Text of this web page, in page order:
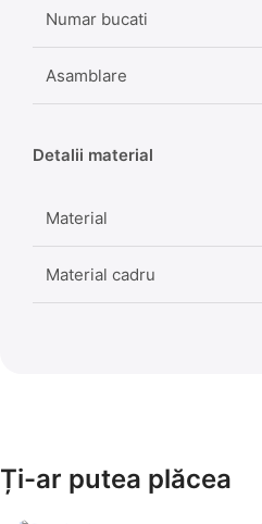
Numar bucati
Asamblare
Detalii material
Material
Material cadru
Ți-ar putea plăcea